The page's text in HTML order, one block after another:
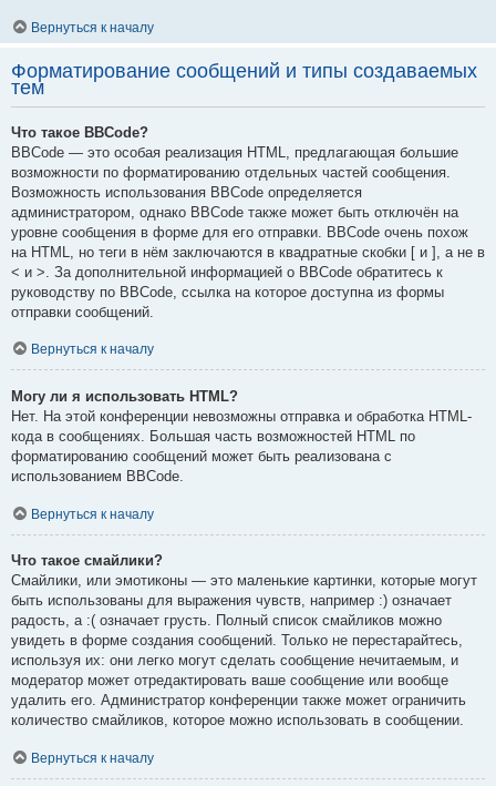
Вернуться к началу
Форматирование сообщений и типы создаваемых
тем
Что такое BBCode?
BBCode — это особая реализация HTML, предлагающая большие
возможности по форматированию отдельных частей сообщения.
Возможность использования BBCode определяется
администратором, однако BBCode также может быть отключён на
уровне сообщения в форме для его отправки. BBCode очень похож
на HTML, но теги в нём заключаются в квадратные скобки [ и ], а не в
< и >. За дополнительной информацией о BBCode обратитесь к
руководству по BBCode, ссылка на которое доступна из формы
отправки сообщений.
Вернуться к началу
Могу ли я использовать HTML?
Нет. На этой конференции невозможны отправка и обработка HTML-
кода в сообщениях. Большая часть возможностей HTML по
форматированию сообщений может быть реализована с
использованием BBCode.
Вернуться к началу
Что такое смайлики?
Смайлики, или эмотиконы — это маленькие картинки, которые могут
быть использованы для выражения чувств, например :) означает
радость, а :( означает грусть. Полный список смайликов можно
увидеть в форме создания сообщений. Только не перестарайтесь,
используя их: они легко могут сделать сообщение нечитаемым, и
модератор может отредактировать ваше сообщение или вообще
удалить его. Администратор конференции также может ограничить
количество смайликов, которое можно использовать в сообщении.
Вернуться к началу